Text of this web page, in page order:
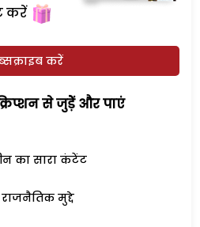
करें
करें
से जुड़ेें और पाएं
का सारा कंटेंट
मुद्दे